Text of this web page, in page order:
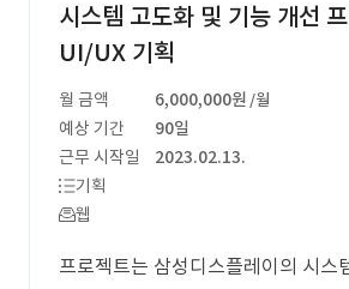
시스템 고도화 및 기능 개선
UI/UX 기획
월 금액 6,000,000원 /월
예상 기간
90일
근무 시작일
2023.02.13.
기획
웹
프로젝트는 삼성디스플레이의 시스